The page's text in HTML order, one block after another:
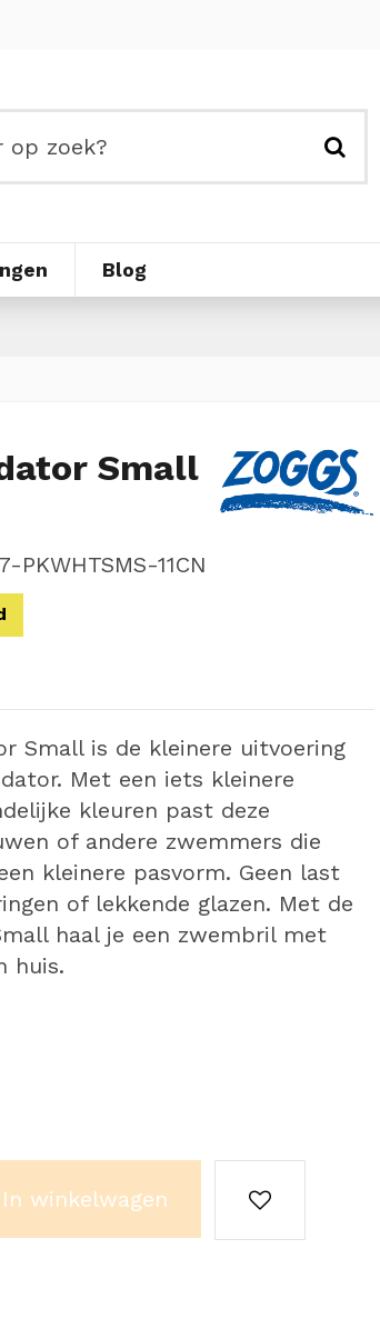
Blog
Small
PKWHTSMS-11CN
Small is de kleinere uitvoering
Met een iets kleinere
kleuren past deze
of andere zwemmers die
kleinere pasvorm. Geen last
of lekkende glazen. Met de
haal je een zwembril met
huis.
In winkelwagen